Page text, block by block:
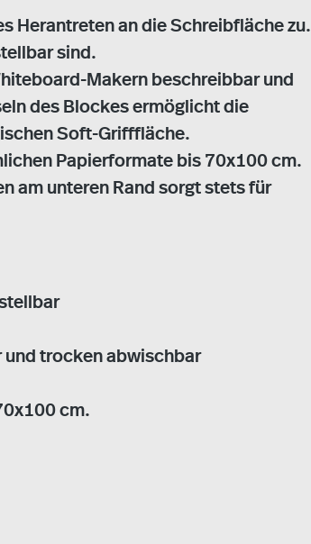
Herantreten an die Schreibfläche zu.
sind.
Makern beschreibbar und
des Blockes ermöglicht die
Soft-Grifffläche.
Papierformate bis 70x100 cm.
am unteren Rand sorgt stets für
trocken abwischbar
cm.